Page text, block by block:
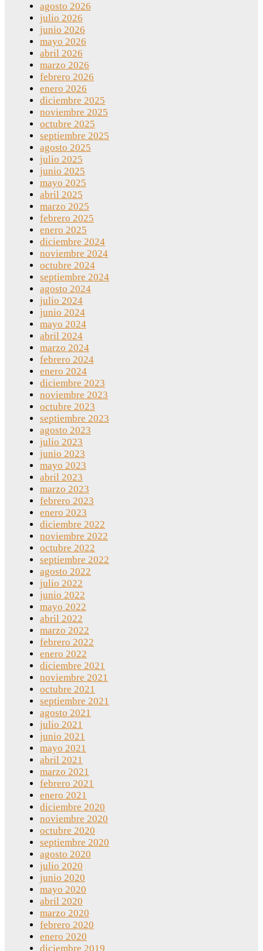
agosto 2026
julio 2026
junio 2026
mayo 2026
abril 2026
marzo 2026
febrero 2026
enero 2026
diciembre 2025
noviembre 2025
octubre 2025
septiembre 2025
agosto 2025
julio 2025
junio 2025
mayo 2025
abril 2025
marzo 2025
febrero 2025
enero 2025
diciembre 2024
noviembre 2024
octubre 2024
septiembre 2024
agosto 2024
julio 2024
junio 2024
mayo 2024
abril 2024
marzo 2024
febrero 2024
enero 2024
diciembre 2023
noviembre 2023
octubre 2023
septiembre 2023
agosto 2023
julio 2023
junio 2023
mayo 2023
abril 2023
marzo 2023
febrero 2023
enero 2023
diciembre 2022
noviembre 2022
octubre 2022
septiembre 2022
agosto 2022
julio 2022
junio 2022
mayo 2022
abril 2022
marzo 2022
febrero 2022
enero 2022
diciembre 2021
noviembre 2021
octubre 2021
septiembre 2021
agosto 2021
julio 2021
junio 2021
mayo 2021
abril 2021
marzo 2021
febrero 2021
enero 2021
diciembre 2020
noviembre 2020
octubre 2020
septiembre 2020
agosto 2020
julio 2020
junio 2020
mayo 2020
abril 2020
marzo 2020
febrero 2020
enero 2020
diciembre 2019